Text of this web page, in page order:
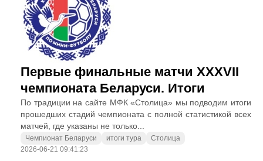
Первые финальные матчи XXXVII
чемпионата Беларуси. Итоги
По традиции на сайте МФК «Столица» мы подводим итоги
прошедших стадий чемпионата с полной статистикой всех
матчей, где указаны не только...
Чемпионат Беларуси итоги тура
Столица
2026-06-21 09:41:23